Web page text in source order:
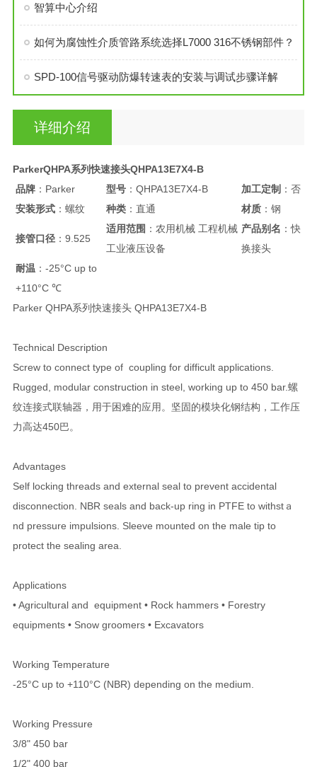
智算中心介绍
如何为腐蚀性介质管路系统选择L7000 316不锈钢部件？
SPD-100信号驱动防爆转速表的安装与调试步骤详解
详细介绍
ParkerQHPA系列快速接头QHPA13E7X4-B
品牌：Parker 型号：QHPA13E7X4-B 加工定制：否
安装形式：螺纹 种类：直通 材质：钢
接管口径：9.525
适用范围 ：农用机械 工程机械
工业液压设备
产品别名 ：快
换接头
耐温 ：-25°C up to
+110°C ℃
Parker QHPA系列快速接头 QHPA13E7X4-B
Technical Description
Screw to connect type of coupling for difficult applications.
Rugged, modular construction in steel, working up to 450 bar.螺
纹连接式联轴器，用于困难的应用。坚固的模块化钢结构，工作压
力高达450巴。
Advantages
Self locking threads and external seal to prevent accidental
disconnection. NBR seals and back-up ring in PTFE to withstａ
nd pressure impulsions. Sleeve mounted on the male tip to
protect the sealing area.
Applications
• Agricultural and equipment • Rock hammers • Forestry
equipments • Snow groomers • Excavators
Working Temperature
-25°C up to +110°C (NBR) depending on the medium.
Working Pressure
3/8" 450 bar
1/2" 400 bar